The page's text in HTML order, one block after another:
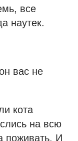
все
наутек.
вас не
кота
на всю
поживать. И